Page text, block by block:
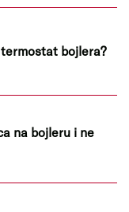
bojlera?
na bojleru i ne